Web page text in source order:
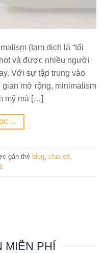
(tạm dịch là “tối
và được nhiều người
Với sự tập trung vào
mở rộng, minimalism
mỹ mà […]
→
gắn thẻ blog, chia sẻ,
MIỄN PHÍ